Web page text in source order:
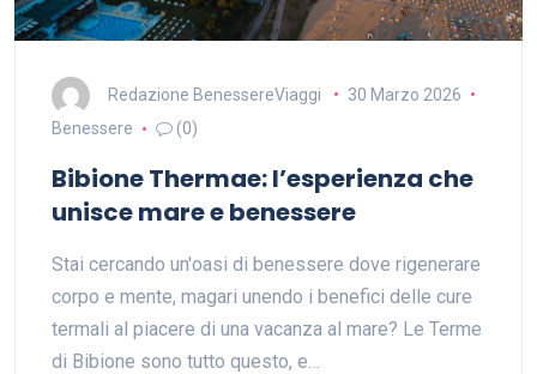
Redazione BenessereViaggi
30 Marzo 2026
Benessere
(0)
Bibione Thermae: l’esperienza che
unisce mare e benessere
Stai cercando un'oasi di benessere dove rigenerare
corpo e mente, magari unendo i benefici delle cure
termali al piacere di una vacanza al mare? Le Terme
di Bibione sono tutto questo, e…